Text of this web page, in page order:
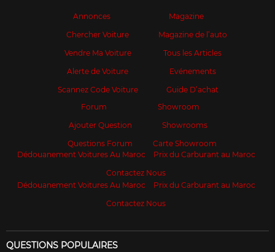
Annonces
Chercher Voiture
Vendre Ma Voiture
Alerte de Voiture
Scannez Code Voiture
Magazine
Magazine de l’auto
Tous les Articles
Evénements
Guide D’achat
Forum
Ajouter Question
Questions Forum
Showroom
Showrooms
Carte Showroom
Dédouanement Voitures Au Maroc
Prix du Carburant au Maroc
Contactez Nous
Dédouanement Voitures Au Maroc
Prix du Carburant au Maroc
Contactez Nous
QUESTIONS POPULAIRES